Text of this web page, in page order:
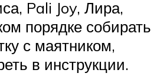
Pali Joy, Лира,
порядке собирать
с маятником,
в инструкции.